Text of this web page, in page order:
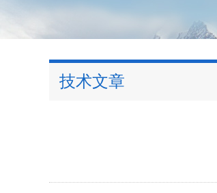
技术文章